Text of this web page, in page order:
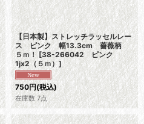
【日本製】ストレッチラッセルレー
ス ピンク 幅13.3cm 薔薇柄
５ｍ！ [38-266042 ピンク
1jx2（５ｍ）]
750円(税込)
在庫数 7点